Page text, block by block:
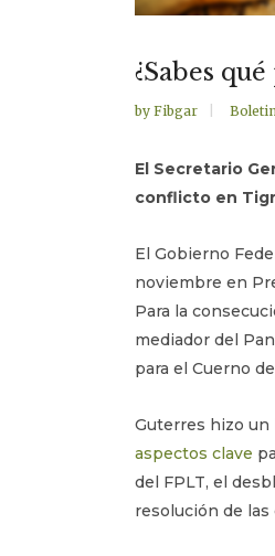
¿Sabes
by Fibgar
El Secretario
conflicto en
El Gobierno
noviembre en
Para la
mediador del
para el Cuerno
Guterres hizo un
aspectos clave
del FPLT, el
resolución de